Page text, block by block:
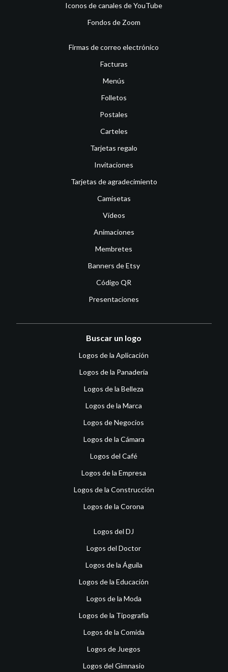
Iconos de canales de YouTube
Fondos de Zoom
Firmas de correo electrónico
Facturas
Menús
Folletos
Postales
Carteles
Tarjetas regalo
Invitaciones
Tarjetas de agradecimiento
Camisetas
Vídeos
Animaciones
Membretes
Banners de Etsy
Código QR
Presentaciones
Buscar un logo
Logos de la Aplicación
Logos de la Panadería
Logos de la Belleza
Logos de la Marca
Logos de Negocios
Logos de la Cámara
Logos del Café
Logos de la Empresa
Logos de la Construcción
Logos de la Corona
Logos del DJ
Logos del Doctor
Logos de la Águila
Logos de la Educación
Logos de la Moda
Logos de la Tipografía
Logos de la Comida
Logos de Juegos
Logos del Gimnasio